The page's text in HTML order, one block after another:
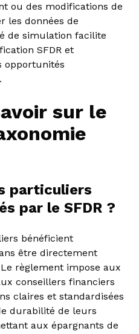
ou des modifications de
les données de
de simulation facilite
SFDR et
opportunités
sur le
particuliers
par le SFDR ?
bénéficient
être directement
règlement impose aux
conseillers financiers
claires et standardisées
durabilité de leurs
aux épargnants de